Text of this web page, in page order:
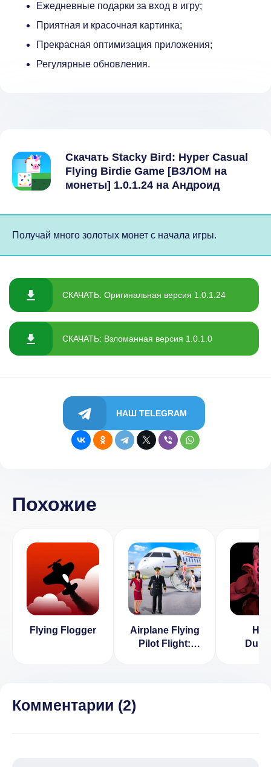
Ежедневные подарки за вход в игру;
Приятная и красочная картинка;
Прекрасная оптимизация приложения;
Регулярные обновления.
Скачать Stacky Bird: Hyper Casual
Flying Birdie Game [ВЗЛОМ на
монеты] 1.0.1.24 на Андроид
Получай много золотых монет с начала игры.
СКАЧАТЬ: Оригинальная версия 1.0.1.24
СКАЧАТЬ: Взломанная версия 1.0.1.0
НАШ TELEGRAM
Похожие
Flying Flogger
Airplane Flying
Pilot Flight:
Комментарии (2)